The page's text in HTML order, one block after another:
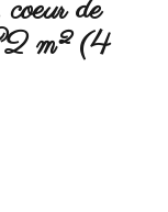
de
m² (4